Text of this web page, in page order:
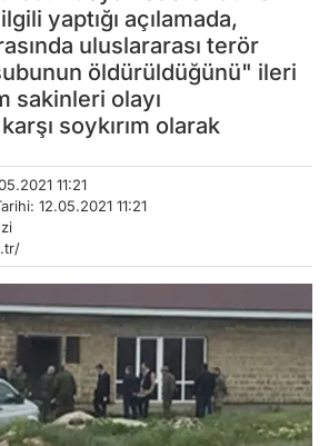
yaptığı açılamada,
uluslararası terör
öldürüldüğünü" ileri
sakinleri olayı
soykırım olarak
11:21
12.05.2021 11:21